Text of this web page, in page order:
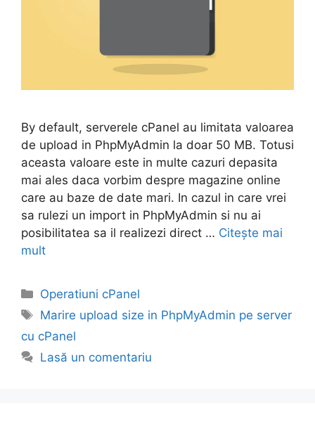
By default, serverele cPanel au limitata valoarea
de upload in PhpMyAdmin la doar 50 MB. Totusi
aceasta valoare este in multe cazuri depasita
mai ales daca vorbim despre magazine online
care au baze de date mari. In cazul in care vrei
sa rulezi un import in PhpMyAdmin si nu ai
posibilitatea sa il realizezi direct … Citește mai
mult
Categorii
Operatiuni cPanel
Etichete
Marire upload size in PhpMyAdmin pe server
cu cPanel
Lasă un comentariu